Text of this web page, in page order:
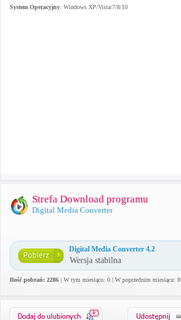
System Operacyjny: Windows XP/Vista/7/8/10
Strefa Download programu
Digital Media Converter
Digital Media Converter 4.2
Wersja stabilna
Ilość pobrań: 2286 | W tym miesiącu: 0 | W poprzednim miesiącu: 8
0